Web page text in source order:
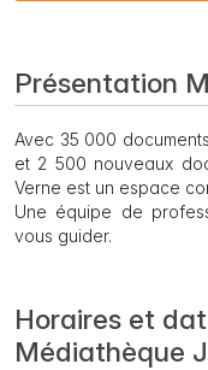
Présentation
Avec 35 000
et 2 500 nouveaux
Verne est un espace
Une équipe de
vous guider.
Horaires et
Médiathèque